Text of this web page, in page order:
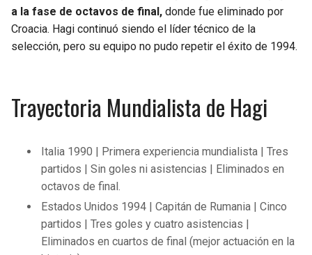
a la fase de octavos de final, donde fue eliminado por
Croacia. Hagi continuó siendo el líder técnico de la
selección, pero su equipo no pudo repetir el éxito de 1994.
Trayectoria Mundialista de Hagi
Italia 1990 | Primera experiencia mundialista | Tres
partidos | Sin goles ni asistencias | Eliminados en
octavos de final.
Estados Unidos 1994 | Capitán de Rumania | Cinco
partidos | Tres goles y cuatro asistencias |
Eliminados en cuartos de final (mejor actuación en la